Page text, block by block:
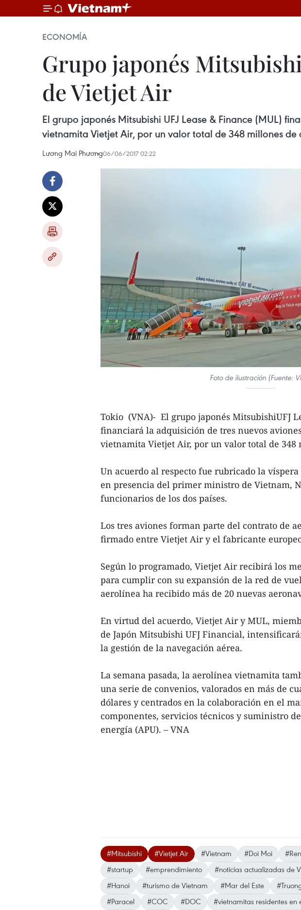
ECONOMÍA
Grupo japonés
de Vietjet Air
El grupo japonés Mitsubishi UFJ Lease & Finance (MUL)
vietnamita Vietjet Air, por un valor total de 348 millones de
Lương Mai Phương06/06/2017 02:22
Foto de ilustración (Fuente:
Tokio​ (VNA)- El grupo japonés MitsubishiUFJ
financiará la adquisición de tres nuevos
vietnamita Vietjet Air, por un valor total de 348
Un acuerdo al respecto fue rubricado la
en presencia del primer ministro de Vietnam,
funcionarios de los dos países.
Los tres aviones forman parte del contrato de
firmado entre Vietjet Air y el fabricante
Según lo programado, Vietjet Air recibirá los
para cumplir con su expansión de la red de
aerolínea ha recibido más de 20 nuevas
En virtud del acuerdo, Vietjet Air y MUL,
de Japón Mitsubishi UFJ Financial,
la gestión de la navegación aérea.
La semana pasada, la aerolínea vietnamita
una serie de convenios, valorados en más de
dólares y centrados en la colaboración en el
componentes, servicios técnicos y suministro
energía (APU). – VNA
#Mitsubishi #Vietjet Air #Vietnam #Doi Moi
#startup
#emprendimiento #noticias actualizadas de
#Hanoi
#turismo de Vietnam #Mar del Este
#Paracel
#COC #DOC
#vietnamitas residentes en